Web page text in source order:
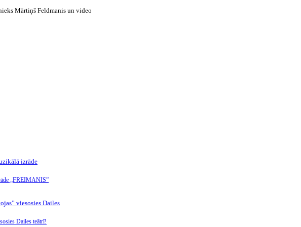
Mārtiņš Feldmanis un video
„FREIMANIS”
Dailes teātrī!